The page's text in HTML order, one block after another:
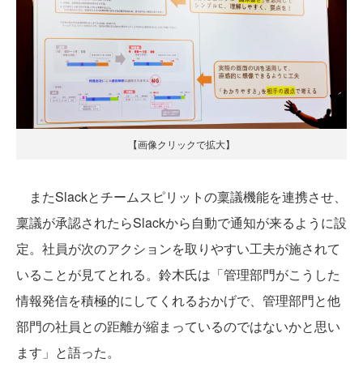
【画像クリックで拡大】
またSlackとチームスピリットの稟議機能を連携させ、
稟議が承認されたらSlackから自動で通知が来るように設
定。社員が次のアクションを取りやすい工夫が施されて
いることが見てとれる。鈴木氏は「管理部門がこうした
情報発信を積極的にしてくれるおかげで、管理部門と他
部門の社員との距離が縮まっているのではないかと思い
ます」と語った。